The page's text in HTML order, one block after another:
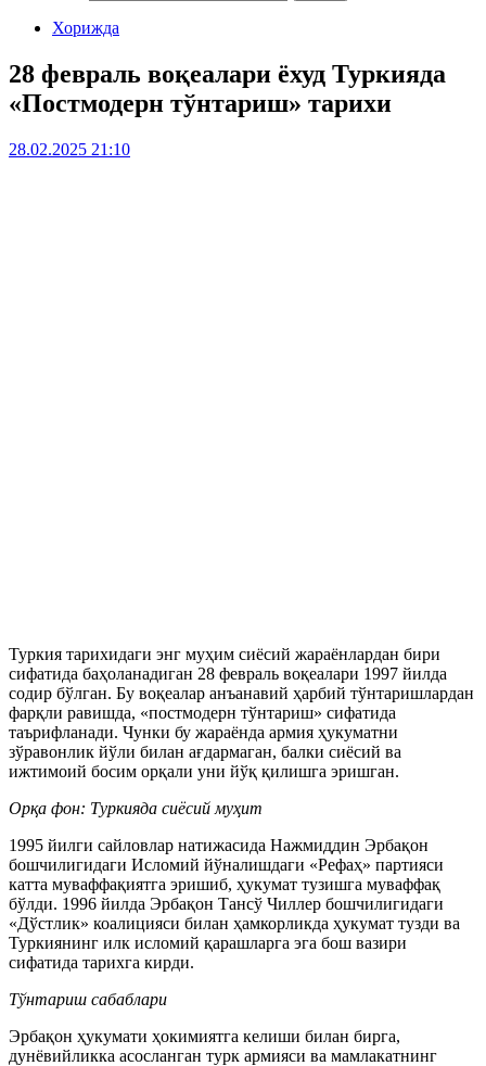
Хорижда
28 февраль воқеалари ёхуд Туркияда
«Постмодерн тўнтариш» тарихи
28.02.2025 21:10
Туркия тарихидаги энг муҳим сиёсий жараёнлардан бири
сифатида баҳоланадиган 28 февраль воқеалари 1997 йилда
содир бўлган. Бу воқеалар анъанавий ҳарбий тўнтаришлардан
фарқли равишда, «постмодерн тўнтариш» сифатида
таърифланади. Чунки бу жараёнда армия ҳукуматни
зўравонлик йўли билан ағдармаган, балки сиёсий ва
ижтимоий босим орқали уни йўқ қилишга эришган.
Орқа фон: Туркияда сиёсий муҳит
1995 йилги сайловлар натижасида Нажмиддин Эрбақон
бошчилигидаги Исломий йўналишдаги «Рефаҳ» партияси
катта муваффақиятга эришиб, ҳукумат тузишга муваффақ
бўлди. 1996 йилда Эрбақон Тансў Чиллер бошчилигидаги
«Дўстлик» коалицияси билан ҳамкорликда ҳукумат тузди ва
Туркиянинг илк исломий қарашларга эга бош вазири
сифатида тарихга кирди.
Тўнтариш сабаблари
Эрбақон ҳукумати ҳокимиятга келиши билан бирга,
дунёвийликка асосланган турк армияси ва мамлакатнинг